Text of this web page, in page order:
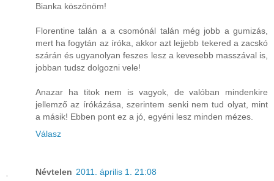
Bianka köszönöm!
Florentine talán a a csomónál talán még jobb a gumizás,
mert ha fogytán az íróka, akkor azt lejjebb tekered a zacskó
szárán és ugyanolyan feszes lesz a kevesebb masszával is,
jobban tudsz dolgozni vele!
Anazar ha titok nem is vagyok, de valóban mindenkire
jellemző az írókázása, szerintem senki nem tud olyat, mint
a másik! Ebben pont ez a jó, egyéni lesz minden mézes.
Válasz
Névtelen 2011. április 1. 21:08